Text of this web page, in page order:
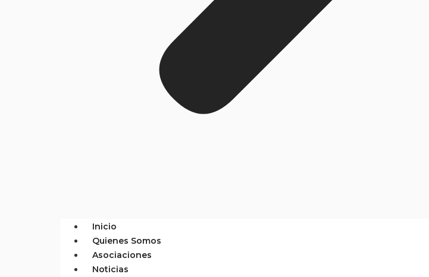
Inicio
Quienes Somos
Asociaciones
Noticias